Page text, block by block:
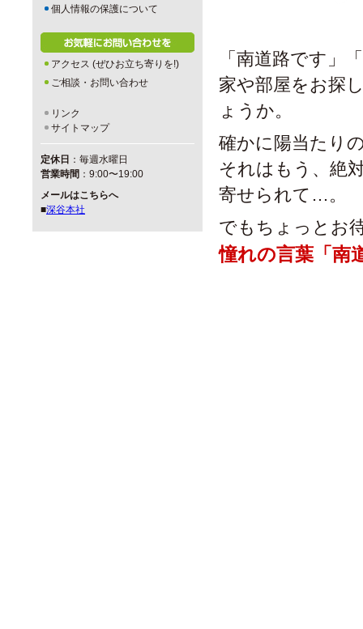
「南道路です
家や部屋をお探
ょうか。
確かに陽当たり
それはもう、絶
寄せられて…。
でもちょっとお
憧れの言葉「南
個人情報の保護について
アクセス (ぜひお立ち寄りを!)
ご相談・お問い合わせ
リンク
サイトマップ
定休日 ：毎週水曜日
営業時間 ：9:00〜19:00
メールはこちらへ
■深谷本社